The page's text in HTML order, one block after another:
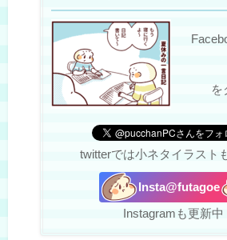
を
twitterでは小ネタイラスト
Insta@futagoe
Instagramも更新中